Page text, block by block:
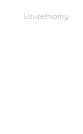
Uzupełniamy